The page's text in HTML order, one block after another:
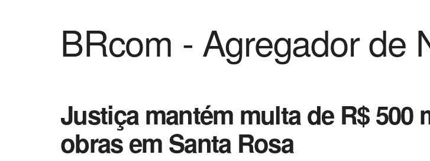
BRcom - Agregador de
Justiça mantém multa de R$
obras em Santa Rosa